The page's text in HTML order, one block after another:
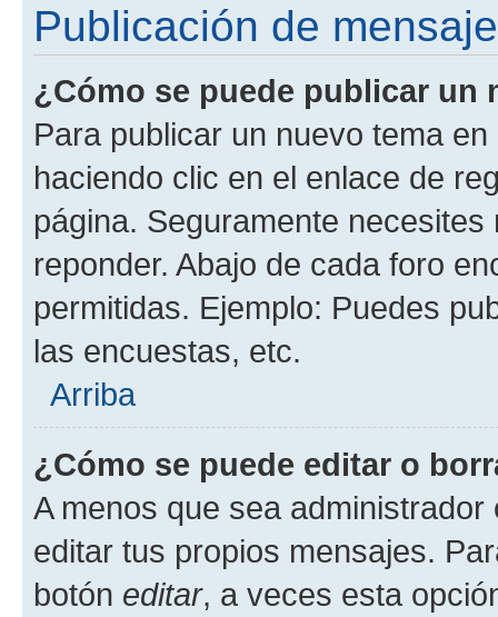
Publicación de
¿Cómo se puede publicar un
Para publicar un nuevo tema
haciendo clic en el enlace de
página. Seguramente
reponder. Abajo de cada foro
permitidas. Ejemplo: Puedes
las encuestas, etc.
Arriba
¿Cómo se puede editar o
A menos que sea
editar tus propios mensajes.
botón editar, a veces esta